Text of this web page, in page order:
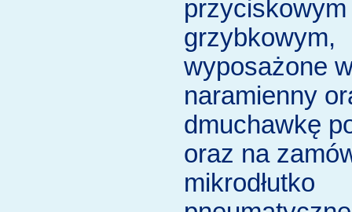
przyciskowym
grzybkowym,
wyposażone
naramienny
dmuchawkę
oraz na
mikrodłutko